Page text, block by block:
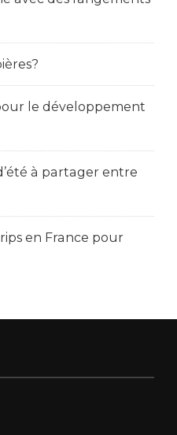
le développement
à partager entre
en France pour